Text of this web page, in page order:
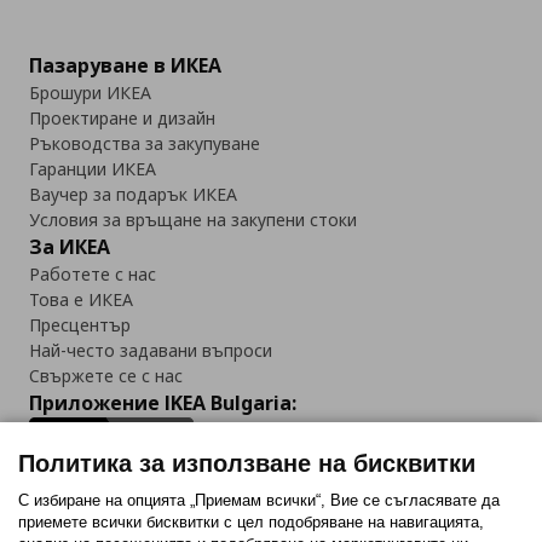
Пазаруване в ИКЕА
Брошури ИКЕА
Проектиране и дизайн
Ръководства за закупуване
Гаранции ИКЕА
Ваучер за подарък ИКЕА
Условия за връщане на закупени стоки
За ИКЕА
Работете с нас
Това е ИКЕА
Пресцентър
Най-често задавани въпроси
Свържете се с нас
Приложение IKEA Bulgaria:
Последвайте ни:
Политика за използване на бисквитки
С избиране на опцията „Приемам всички“, Вие се съгласявате да
приемете всички бисквитки с цел подобряване на навигацията,